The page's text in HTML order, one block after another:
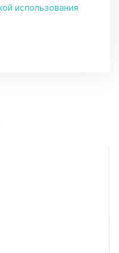
для
Thermex,
35461
использования